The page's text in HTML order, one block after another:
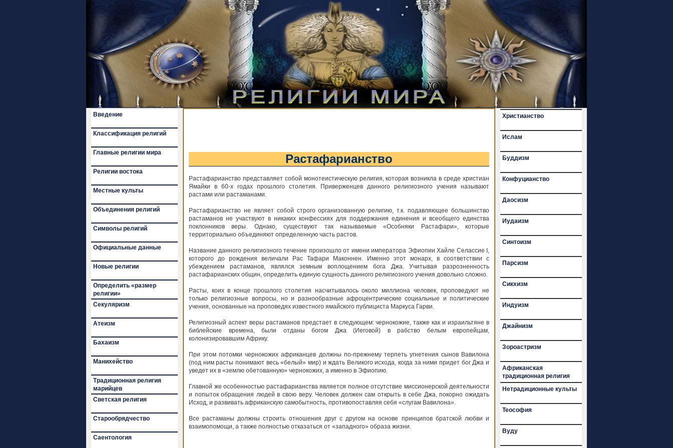
Введение
Классификация религий
Главные религии мира
Религии востока
Местные культы
Объединения религий
Символы религий
Официальные данные
Новые религии
Определить «размер
религии»
Секуляризм
Атеизм
Бахаизм
Манихейство
Традиционная религия
марийцев
Светская религия
Старообрядчество
Саентология
Растафарианство
Растафарианство представляет собой монотеистическую религия, которая возникла в среде христиан
Ямайки в 60-х годах прошлого столетия. Приверженцев данного религиозного учения называют
растами или растаманами.
Растафарианство не являет собой строго организованную религию, т.к. подавляющее большинство
растаманов не участвуют в никаких конфессиях для поддержания единения и всеобщего единства
поклонников веры. Однако, существуют так называемые «Особняки Растафари», которые
территориально объединяют определенную часть растов.
Название данного религиозного течение произошло от имени императора Эфиопии Хайле Селассие I,
которого до рождения величали Рас Тафари Маконнен. Именно этот монарх, в соответствии с
убеждением растаманов, являлся земным воплощением бога Джа. Учитывая разрозненность
растафарианских общин, определить единую сущность данного религиозного учения довольно сложно.
Расты, коих в конце прошлого столетия насчитывалось около миллиона человек, проповедуют не
только религиозные вопросы, но и разнообразные афроцентрические социальные и политические
учения, основанные на проповедях известного ямайского публициста Маркуса Гарви.
Религиозный аспект веры растаманов предстает в следующем: чернокожие, также как и израильтяне в
библейские времена, были отданы богом Джа (Иеговой) в рабство белым европейцам,
колонизировавшим Африку.
При этом потомки чернокожих африканцев должны по-прежнему терпеть угнетения сынов Вавилона
(под ним расты понимают весь «белый» мир) и ждать Великого исхода, когда за ними придет бог Джа и
уведет их в «землю обетованную» чернокожих, а именно в Эфиопию.
Главной же особенностью растафарианства является полное отсутствие миссионерской деятельности
и попыток обращения людей в свою веру. Человек должен сам открыть в себе Джа, покорно ожидать
Исход, и развивать африканскую самобытность, противопоставляя себя «слугам Вавилона».
Все растаманы должны строить отношения друг с другом на основе принципов братской любви и
взаимопомощи, а также полностью отказаться от «западного» образа жизни.
Христианство
Ислам
Буддизм
Конфуцианство
Даосизм
Иудаизм
Синтоизм
Парсизм
Сикхизм
Индуизм
Джайнизм
Зороастризм
Африканская
традиционная религия
Нетрадиционные культы
Теософия
Вуду